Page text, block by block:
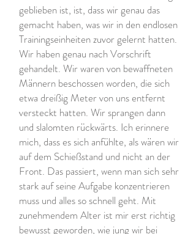
geblieben ist, ist, dass wir genau das
gemacht haben, was wir in den endlosen
Trainingseinheiten zuvor gelernt hatten.
Wir haben genau nach Vorschrift
gehandelt. Wir waren von bewaffneten
Männern beschossen worden, die sich
etwa dreißig Meter von uns entfernt
versteckt hatten. Wir sprangen dann
und slalomten rückwärts. Ich erinnere
mich, dass es sich anfühlte, als wären wir
auf dem Schießstand und nicht an der
Front. Das passiert, wenn man sich sehr
stark auf seine Aufgabe konzentrieren
muss und alles so schnell geht. Mit
zunehmendem Alter ist mir erst richtig
bewusst geworden, wie jung wir bei